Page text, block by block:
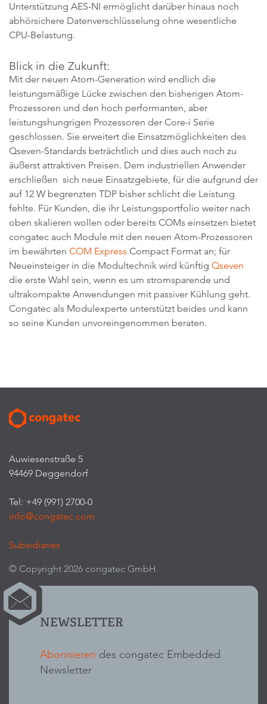
Unterstützung AES-NI ermöglicht darüber hinaus noch
abhörsichere Datenverschlüsselung ohne wesentliche
CPU-Belastung.
Blick in die Zukunft:
Mit der neuen Atom-Generation wird endlich die
leistungsmäßige Lücke zwischen den bisherigen Atom-
Prozessoren und den hoch performanten, aber
leistungshungrigen Prozessoren der Core-i Serie
geschlossen. Sie erweitert die Einsatzmöglichkeiten des
Qseven-Standards beträchtlich und dies auch noch zu
äußerst attraktiven Preisen. Dem industriellen Anwender
erschließen sich neue Einsatzgebiete, für die aufgrund der
auf 12 W begrenzten TDP bisher schlicht die Leistung
fehlte. Für Kunden, die ihr Leistungsportfolio weiter nach
oben skalieren wollen oder bereits COMs einsetzen bietet
congatec auch Module mit den neuen Atom-Prozessoren
im bewährten COM Express Compact Format an; für
Neueinsteiger in die Modultechnik wird künftig Qseven
die erste Wahl sein, wenn es um stromsparende und
ultrakompakte Anwendungen mit passiver Kühlung geht.
Congatec als Modulexperte unterstützt beides und kann
so seine Kunden unvoreingenommen beraten.
Auwiesenstraße 5
94469 Deggendorf
Tel: +49 (991) 2700-0
info@congatec.com
Subsidiaries
© Copyright 2026 congatec GmbH
NEWSLETTER
Abonnieren des congatec Embedded
Newsletter